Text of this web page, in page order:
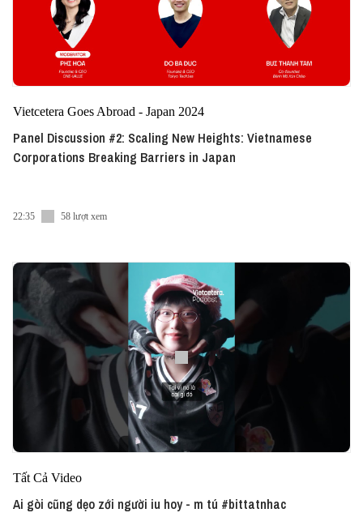
Vietcetera Goes Abroad - Japan 2024
Panel Discussion #2: Scaling New Heights: Vietnamese
Corporations Breaking Barriers in Japan
22:35 58 lượt xem
Tất Cả Video
Ai gòi cũng dẹo zới người iu hoy - m tú #bittatnhac